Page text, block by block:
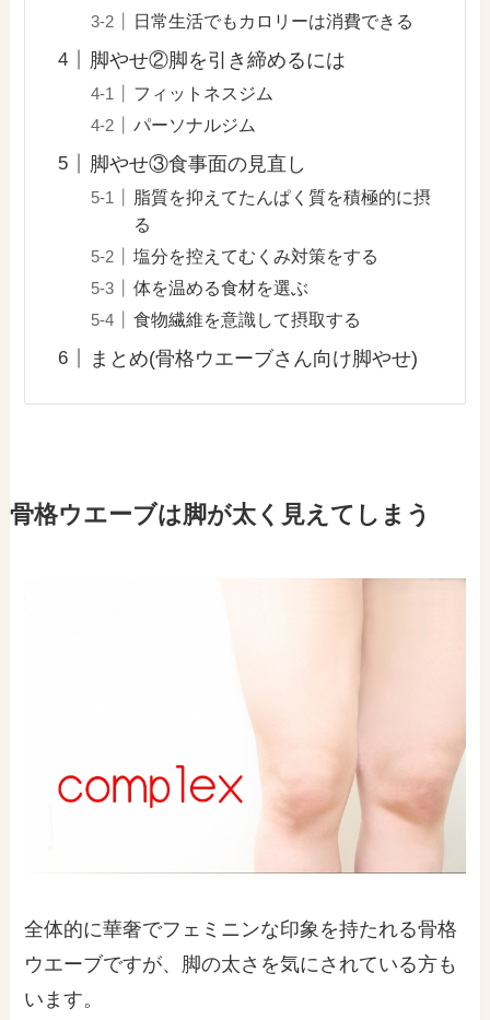
日常生活でもカロリーは消費できる
脚やせ②脚を引き締めるには
フィットネスジム
パーソナルジム
脚やせ③食事面の見直し
脂質を抑えてたんぱく質を積極的に摂
る
塩分を控えてむくみ対策をする
体を温める食材を選ぶ
食物繊維を意識して摂取する
まとめ(骨格ウエーブさん向け脚やせ)
骨格ウエーブは脚が太く見えてしまう
全体的に華奢でフェミニンな印象を持たれる骨格
ウエーブですが、脚の太さを気にされている方も
います。